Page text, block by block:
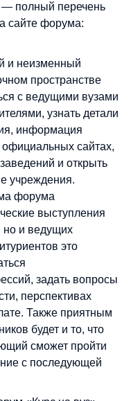
полный перечень
сайте форума:
и неизменный
пространстве
с ведущими вузами
узнать детали
информация
официальных сайтах,
и открыть
учреждения.
форума
выступления
но и ведущих
это
задать вопросы
перспективах
Также приятным
будет и то, что
сможет пройти
с последующей